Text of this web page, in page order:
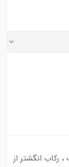
رکاب انگشتر از